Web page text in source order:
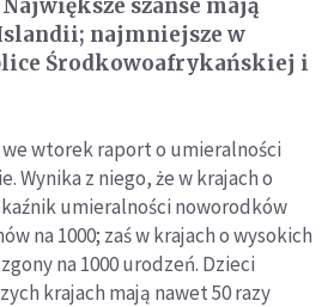
szanse mają
najmniejsze w
Środkowoafrykańskiej i
we wtorek raport o umieralności
Wynika z niego, że w krajach o
umieralności noworodków
na 1000; zaś w krajach o wysokich
na 1000 urodzeń. Dzieci
krajach mają nawet 50 razy